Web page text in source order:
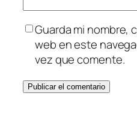
Guarda mi nombre,
web en este
vez que comente.